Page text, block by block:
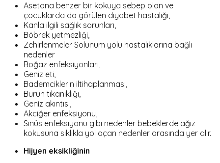
Asetona benzer bir kokuya sebep olan ve
çocuklarda da görülen diyabet hastalığı,
Kanla ilgili sağlık sorunları,
Böbrek yetmezliği,
Zehirlenmeler Solunum yolu hastalıklarına bağlı
nedenler
Boğaz enfeksiyonları,
Geniz eti,
Bademciklerin iltihaplanması,
Burun tıkanıklığı,
Geniz akıntısı,
Akciğer enfeksiyonu,
Sinüs enfeksiyonu gibi nedenler bebeklerde ağız
kokusuna sıklıkla yol açan nedenler arasında yer alır.
Hijyen eksikliğinin